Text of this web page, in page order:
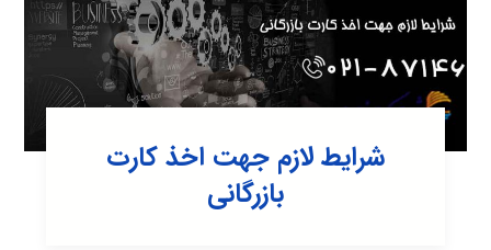
شرایط لازم جهت اخذ کارت
بازرگانی